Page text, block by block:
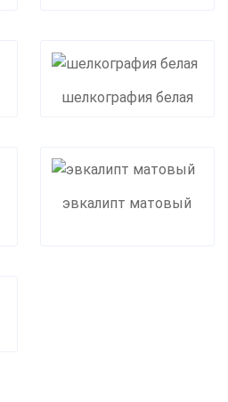
шелкография белая
эвкалипт матовый